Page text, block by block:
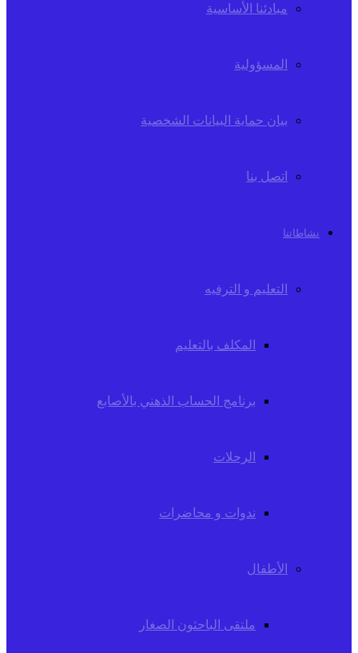
مبادئنا الأساسية
المسؤولية
بيان حماية البيانات الشخصية
اتصل بنا
نشاطاتنا
التعليم و الترفيه
المكلف بالتعليم
برنامج الحساب الذهني بالأصابع
الرحلات
ندوات و محاضرات
الأطفال
ملتقى الباحثون الصغار